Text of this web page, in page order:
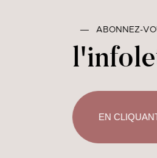
― ABONNEZ-
EN